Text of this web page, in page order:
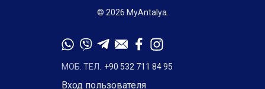
© 2026 MyAntalya.
МОБ. ТЕЛ. +90 532 711 84 95
Вход пользователя